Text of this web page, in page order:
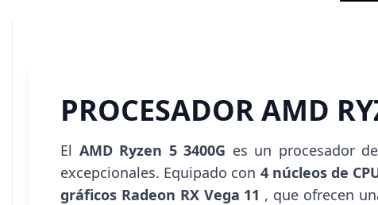
PROCESADOR AMD
El AMD Ryzen 5 3400G es un procesador
excepcionales. Equipado con 4 núcleos de
gráficos Radeon RX Vega 11 , que ofrecen